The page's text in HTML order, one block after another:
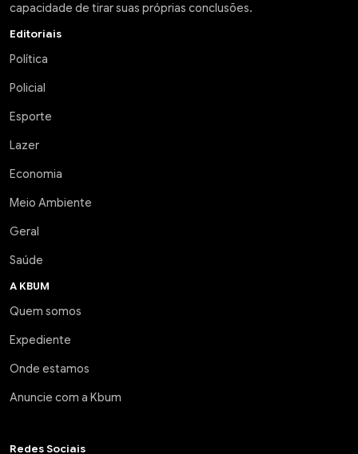
capacidade de tirar suas próprias conclusões.
Editoriais
Política
Policial
Esporte
Lazer
Economia
Meio Ambiente
Geral
Saúde
A KBUM
Quem somos
Expediente
Onde estamos
Anuncie com a Kbum
Redes Sociais